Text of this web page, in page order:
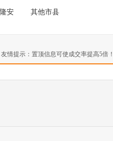
隆安 其他市县
友情提示：置顶信息可使成交率提高5倍！